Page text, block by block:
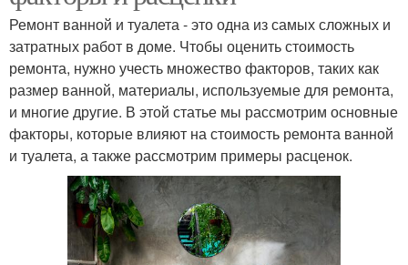
Ремонт ванной и туалета - это одна из самых сложных и
затратных работ в доме. Чтобы оценить стоимость
ремонта, нужно учесть множество факторов, таких как
размер ванной, материалы, используемые для ремонта,
и многие другие. В этой статье мы рассмотрим основные
факторы, которые влияют на стоимость ремонта ванной
и туалета, а также рассмотрим примеры расценок.